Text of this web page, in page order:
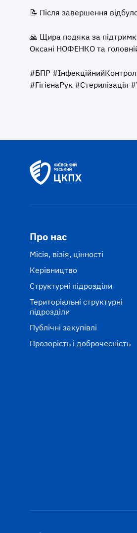
📝 Після завершення
🙏 Щира подяка за
Оксані НОФЕНКО та
#БПР
#ГігієнаРук #Стерилізація
Про нас
Місія, візія, цінності
Керівництво
Структурні підрозділи
Територіальні структурні
підрозділи
Публічні закупівлі
Прозорість і доброчесність